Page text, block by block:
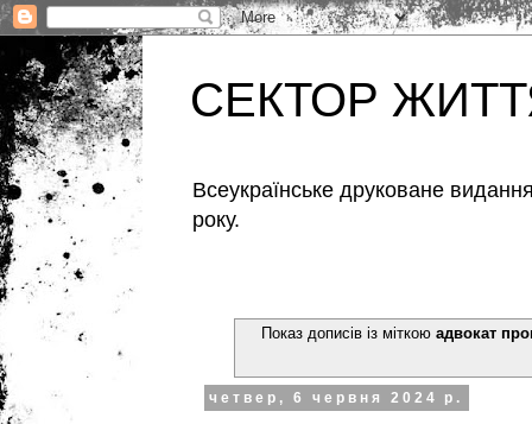
СЕКТОР
Всеукраїнське друковане
року.
Показ дописів із міткою адвокат
четвер, 6 червня 2024 р.